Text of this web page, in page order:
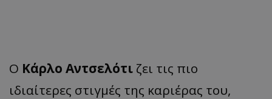
Ο Κάρλο Αντσελότι ζει τις πιο
ιδιαίτερες στιγμές της καριέρας του,